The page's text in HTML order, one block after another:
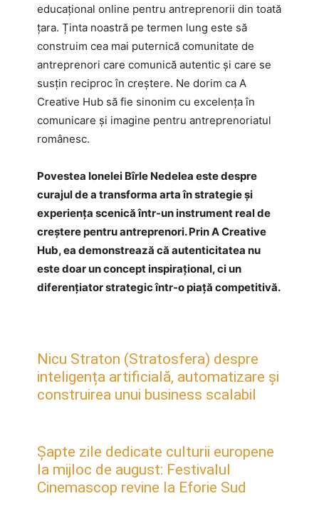
educațional online pentru antreprenorii din toată
țara. Ținta noastră pe termen lung este să
construim cea mai puternică comunitate de
antreprenori care comunică autentic și care se
susțin reciproc în creștere. Ne dorim ca A
Creative Hub să fie sinonim cu excelența în
comunicare și imagine pentru antreprenoriatul
românesc.
Povestea Ionelei Bîrle Nedelea este despre
curajul de a transforma arta în strategie și
experiența scenică într-un instrument real de
creștere pentru antreprenori. Prin A Creative
Hub, ea demonstrează că autenticitatea nu
este doar un concept inspirațional, ci un
diferențiator strategic într-o piață competitivă.
Nicu Straton (Stratosfera) despre
inteligența artificială, automatizare și
construirea unui business scalabil
Șapte zile dedicate culturii europene
la mijloc de august: Festivalul
Cinemascop revine la Eforie Sud